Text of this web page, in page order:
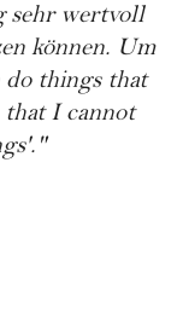
sehr wertvoll
können. Um
things that
that I cannot